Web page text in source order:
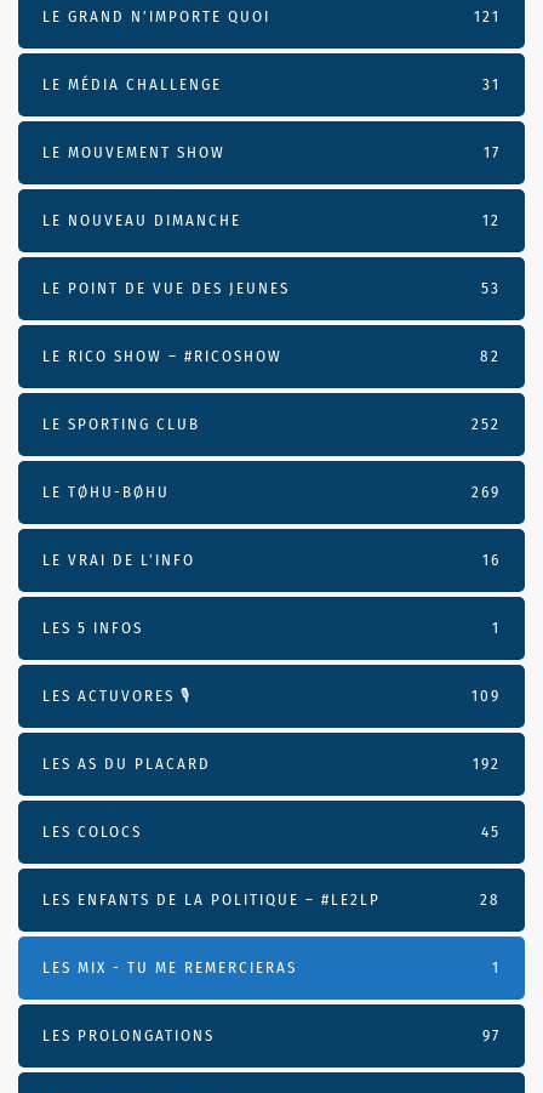
LE GRAND N’IMPORTE QUOI 121
LE MÉDIA CHALLENGE 31
LE MOUVEMENT SHOW 17
LE NOUVEAU DIMANCHE 12
LE POINT DE VUE DES JEUNES 53
LE RICO SHOW – #RICOSHOW 82
LE SPORTING CLUB 252
LE TØHU-BØHU 269
LE VRAI DE L’INFO 16
LES 5 INFOS 1
LES ACTUVORES 🎙 109
LES AS DU PLACARD 192
LES COLOCS 45
LES ENFANTS DE LA POLITIQUE – #LE2LP 28
LES MIX - TU ME REMERCIERAS 1
LES PROLONGATIONS 97